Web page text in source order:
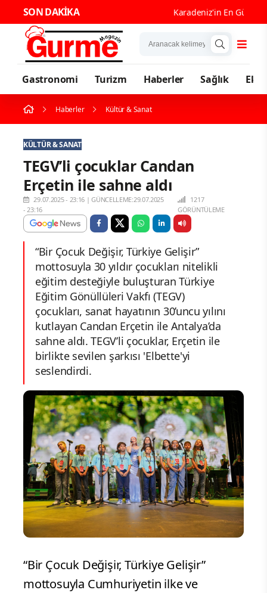
SON DAKİKA Karadeniz'in En Güçlü
Gastronomi Turizm Haberler Sağlık
Haberler Kültür & Sanat
KÜLTÜR & SANAT
TEGV’li çocuklar Candan
Erçetin ile sahne aldı
29.07.2025 - 23:16 |GÜNCELLEME:29.07.2025
- 23:16
1217
GÖRÜNTÜLEME
“Bir Çocuk Değişir, Türkiye Gelişir”
mottosuyla 30 yıldır çocukları nitelikli
eğitim desteğiyle buluşturan Türkiye
Eğitim Gönüllüleri Vakfı (TEGV)
çocukları, sanat hayatının 30’uncu yılını
kutlayan Candan Erçetin ile Antalya’da
sahne aldı. TEGV’li çocuklar, Erçetin ile
birlikte sevilen şarkısı 'Elbette'yi
seslendirdi.
“Bir Çocuk Değişir, Türkiye Gelişir”
mottosuyla Cumhuriyetin ilke ve